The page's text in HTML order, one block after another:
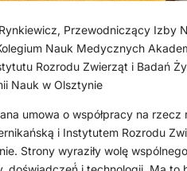
Przewodniczący Izby
Nauk Medycznych
Rozrodu Zwierząt i Badań
Nauk w Olsztynie
umowa o współpracy na rzecz
i Instytutem Rozrodu
Strony wyraziły wolę